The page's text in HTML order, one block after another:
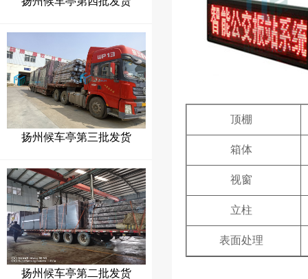
扬州候车亭第三批发货
扬州候车亭第二批发货
顶棚
箱体
视窗
立柱
表面处理